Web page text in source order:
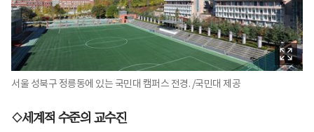
서울 성북구 정릉동에 있는 국민대 캠퍼스 전경. /국민대 제공
◇세계적 수준의 교수진